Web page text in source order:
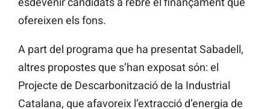
ofereixen els fons.
A part del programa que ha presentat Sabadell,
altres propostes que s’han exposat són: el
Projecte de Descarbonització de la Industrial
Catalana, que afavoreix l’extracció d’energia de